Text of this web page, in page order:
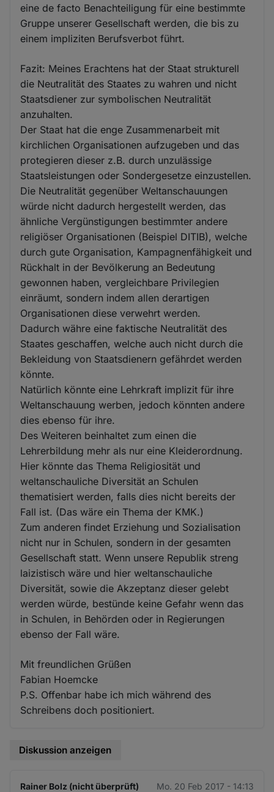
eine de facto Benachteiligung für eine bestimmte
Gruppe unserer Gesellschaft werden, die bis zu
einem impliziten Berufsverbot führt.
Fazit: Meines Erachtens hat der Staat strukturell
die Neutralität des Staates zu wahren und nicht
Staatsdiener zur symbolischen Neutralität
anzuhalten.
Der Staat hat die enge Zusammenarbeit mit
kirchlichen Organisationen aufzugeben und das
protegieren dieser z.B. durch unzulässige
Staatsleistungen oder Sondergesetze einzustellen.
Die Neutralität gegenüber Weltanschauungen
würde nicht dadurch hergestellt werden, das
ähnliche Vergünstigungen bestimmter andere
religiöser Organisationen (Beispiel DITIB), welche
durch gute Organisation, Kampagnenfähigkeit und
Rückhalt in der Bevölkerung an Bedeutung
gewonnen haben, vergleichbare Privilegien
einräumt, sondern indem allen derartigen
Organisationen diese verwehrt werden.
Dadurch währe eine faktische Neutralität des
Staates geschaffen, welche auch nicht durch die
Bekleidung von Staatsdienern gefährdet werden
könnte.
Natürlich könnte eine Lehrkraft implizit für ihre
Weltanschauung werben, jedoch könnten andere
dies ebenso für ihre.
Des Weiteren beinhaltet zum einen die
Lehrerbildung mehr als nur eine Kleiderordnung.
Hier könnte das Thema Religiosität und
weltanschauliche Diversität an Schulen
thematisiert werden, falls dies nicht bereits der
Fall ist. (Das wäre ein Thema der KMK.)
Zum anderen findet Erziehung und Sozialisation
nicht nur in Schulen, sondern in der gesamten
Gesellschaft statt. Wenn unsere Republik streng
laizistisch wäre und hier weltanschauliche
Diversität, sowie die Akzeptanz dieser gelebt
werden würde, bestünde keine Gefahr wenn das
in Schulen, in Behörden oder in Regierungen
ebenso der Fall wäre.
Mit freundlichen Grüßen
Fabian Hoemcke
P.S. Offenbar habe ich mich während des
Schreibens doch positioniert.
Diskussion anzeigen
Rainer Bolz (nicht überprüft) Mo. 20 Feb 2017 - 14:13